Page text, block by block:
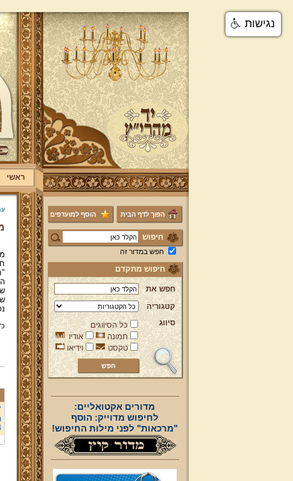
ראשי
הפוך לדף הבית הוסף למועדפים
חיפוש
חפש במדור זה
חיפוש מתקדם
חפש את
קטגוריה
סיווג
כל הסיווגים
תמונה
אודיו
טקסט
וידיאו
מדורים אקטואליים:
לחיפוש מדוייק: הוסף
"מרכאות" לפני מילות החיפוש!
24
נגישות